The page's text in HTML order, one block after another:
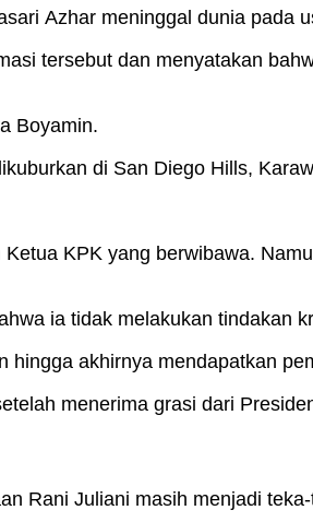
Azhar meninggal dunia pada
tersebut dan menyatakan
Boyamin.
di San Diego Hills,
KPK yang berwibawa.
ia tidak melakukan tindakan
akhirnya mendapatkan
menerima grasi dari
Rani Juliani masih menjadi